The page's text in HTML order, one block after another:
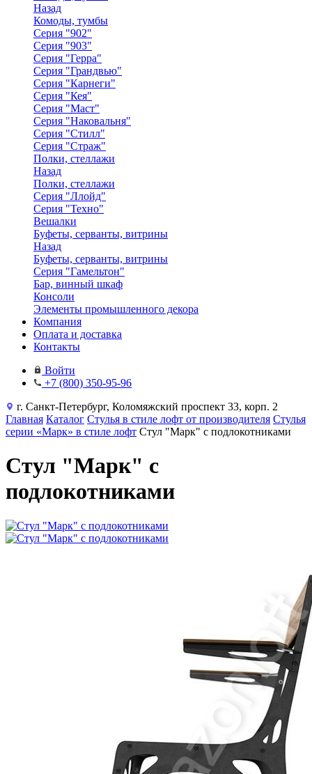
Назад
Комоды, тумбы
Серия "902"
Серия "903"
Серия "Герра"
Серия "Грандвью"
Серия "Карнеги"
Серия "Кея"
Серия "Маст"
Серия "Наковальня"
Серия "Стилл"
Серия "Страж"
Полки, стеллажи
Назад
Полки, стеллажи
Серия "Ллойд"
Серия "Техно"
Вешалки
Буфеты, серванты, витрины
Назад
Буфеты, серванты, витрины
Серия "Гамельтон"
Бар, винный шкаф
Консоли
Элементы промышленного декора
Компания
Оплата и доставка
Контакты
Войти
+7 (800) 350-95-96
г. Санкт-Петербург, Коломяжский проспект 33, корп. 2
Главная Каталог Стулья в стиле лофт от производителя Стулья
серии «Марк» в стиле лофт Стул "Марк" с подлокотниками
Стул "Марк" с
подлокотниками